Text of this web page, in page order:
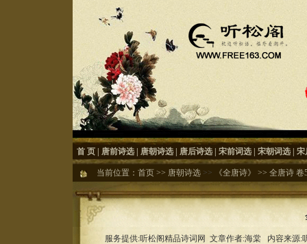
首 页 唐前诗选 唐朝诗选 唐后诗选 宋前词选 宋朝词选 宋
当前位置： 首页 >> 唐朝诗选 >> 《全唐诗》 >> 全唐诗 卷
服务提供:听松阁精品诗词网 文章作者:海棠 内容来源